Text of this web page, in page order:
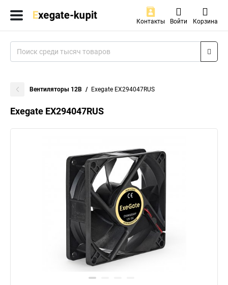
Контакты Войти Корзина
Вентиляторы 12В Exegate EX294047RUS
Exegate EX294047RUS